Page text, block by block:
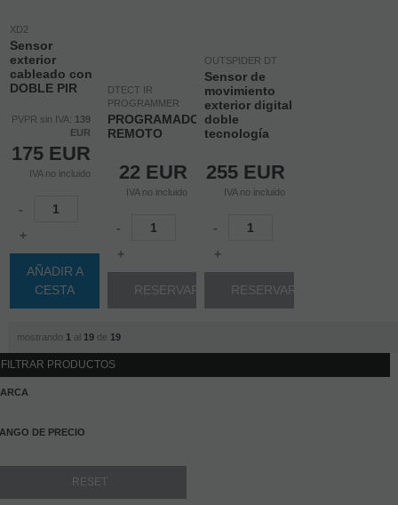
XD2
Sensor
exterior
cableado con
DOBLE PIR
PVPR sin IVA: 139
EUR
175 EUR
IVA no incluido
-
+
AÑADIR A
CESTA
DTECT IR
PROGRAMMER
PROGRAMADOR
REMOTO
22 EUR
IVA no incluido
-
+
RESERVAR
OUTSPIDER DT
Sensor de
movimiento
exterior digital
doble
tecnología
255 EUR
IVA no incluido
-
+
RESERVAR
mostrando 1 al 19de 19
FILTRAR PRODUCTOS
DE PRECIO